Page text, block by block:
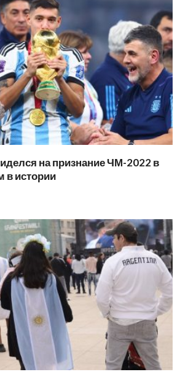
на признание ЧМ-2022 в
в истории